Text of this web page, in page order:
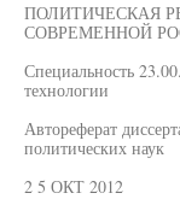
ПОЛИТИЧЕСКАЯ
СОВРЕМЕННОЙ
Специальность
технологии
Автореферат
политических наук
2 5 ОКТ 2012